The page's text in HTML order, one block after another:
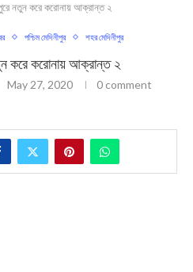
নতুন করে করোনায় আক্রান্ত ২
পশ্চিম মেদিনীপুর শহর মেদিনীপুর
করে করোনায় আক্রান্ত ২
May 27, 2020 0 comment